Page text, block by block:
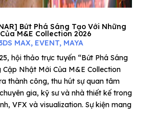
Bứt Phá Sáng Tạo Với Những
M&E Collection 2026
MAX, EVENT, MAYA
hội thảo trực tuyến “Bứt Phá Sáng
Cập Nhật Mới Của M&E Collection
thành công, thu hút sự quan tâm
gia, kỹ sư và nhà thiết kế trong
VFX và visualization. Sự kiện mang